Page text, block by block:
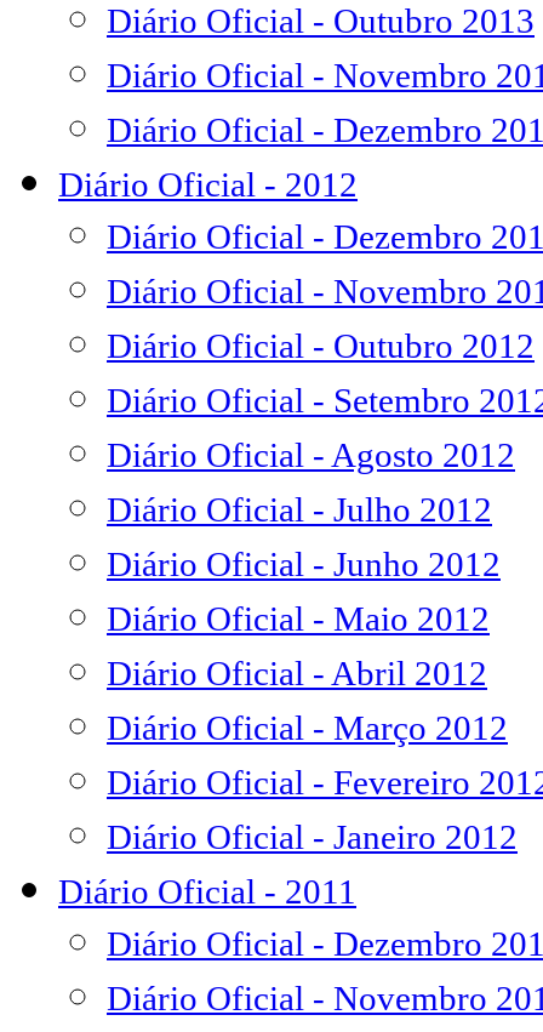
Diário Oficial - Outubro 2013
Diário Oficial - Novembro
Diário Oficial - Dezembro
Diário Oficial - 2012
Diário Oficial - Dezembro
Diário Oficial - Novembro
Diário Oficial - Outubro 2012
Diário Oficial - Setembro
Diário Oficial - Agosto 2012
Diário Oficial - Julho 2012
Diário Oficial - Junho 2012
Diário Oficial - Maio 2012
Diário Oficial - Abril 2012
Diário Oficial - Março 2012
Diário Oficial - Fevereiro
Diário Oficial - Janeiro 2012
Diário Oficial - 2011
Diário Oficial - Dezembro
Diário Oficial - Novembro